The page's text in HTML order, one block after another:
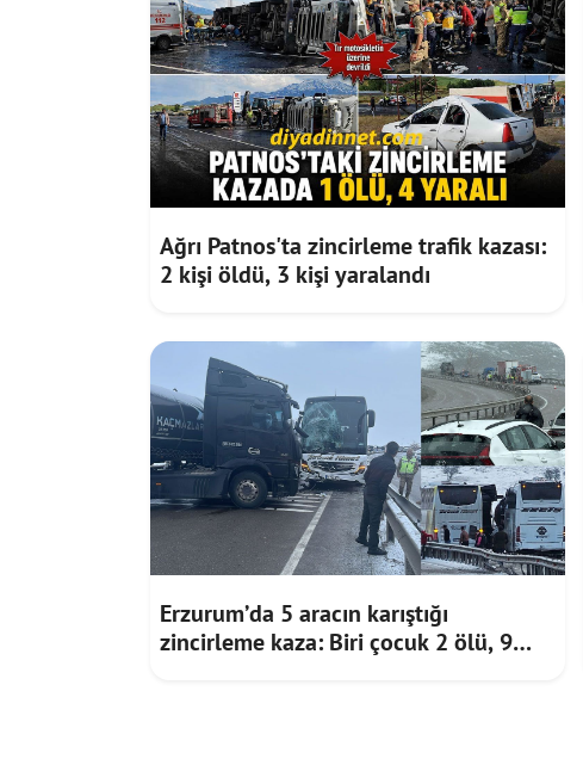
Ağrı Patnos'ta zincirleme trafik kazası:
2 kişi öldü, 3 kişi yaralandı
Erzurum’da 5 aracın karıştığı
zincirleme kaza: Biri çocuk 2 ölü, 9